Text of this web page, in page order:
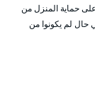
على حماية المنزل من
حال لم يكونوا من